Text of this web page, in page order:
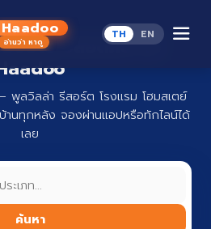
Haadoo
อ่านว่า หาดู
TH EN
องง่าย ปลอดภัย กับ
ลวิลล่า รีสอร์ต โรงแรม โฮมสเตย์
านทุกหลัง จองผ่านแอปหรือทักไลน์ได้
เลย
ค้นหา